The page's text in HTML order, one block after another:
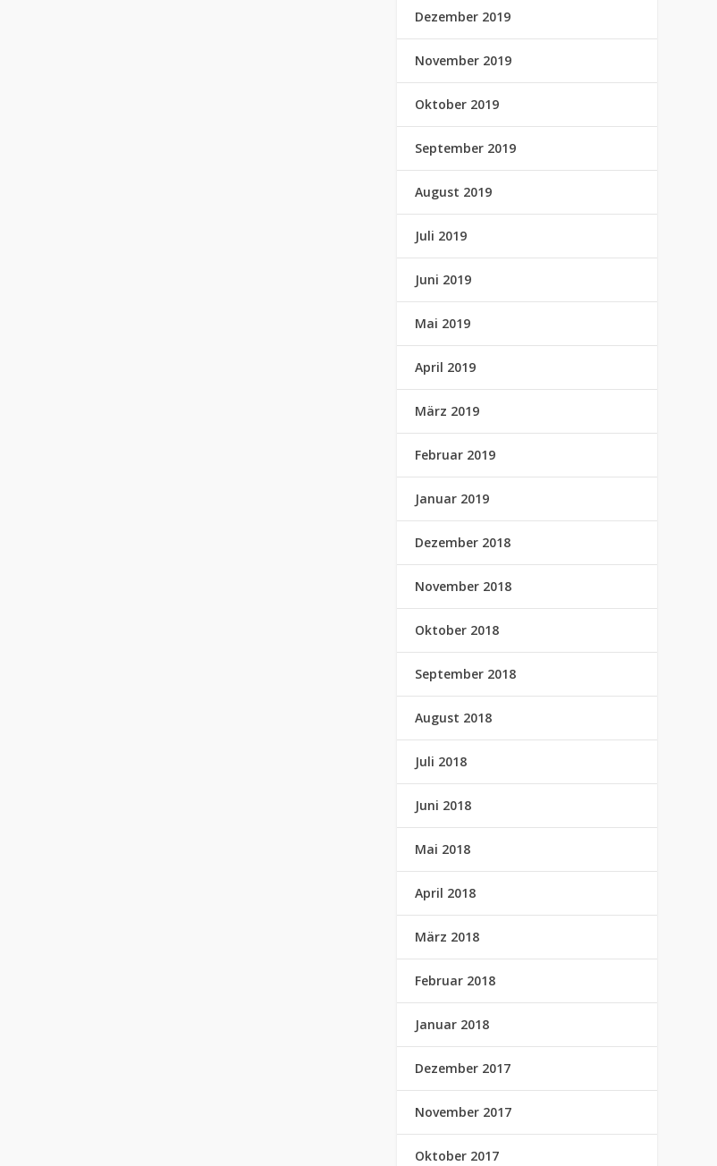
Dezember 2019
November 2019
Oktober 2019
September 2019
August 2019
Juli 2019
Juni 2019
Mai 2019
April 2019
März 2019
Februar 2019
Januar 2019
Dezember 2018
November 2018
Oktober 2018
September 2018
August 2018
Juli 2018
Juni 2018
Mai 2018
April 2018
März 2018
Februar 2018
Januar 2018
Dezember 2017
November 2017
Oktober 2017